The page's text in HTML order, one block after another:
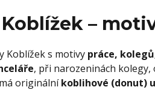
–
Koblížek s motivy práce,
, při narozeninách kolegy,
originálníkoblihové (donut)